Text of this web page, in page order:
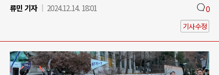
류민 기자
2024.12.14. 18:01 0
기사수정